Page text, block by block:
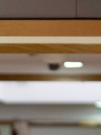
ennesima
l’isola in
in mare e